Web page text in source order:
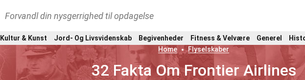
Forvandl din nysgerrighed til opdagelse
Kultur & Kunst Jord- Og Livsvidenskab Begivenheder Fitness & Velvære Generel
Home
Flyselskaber
32 Fakta Om Frontier Airlines